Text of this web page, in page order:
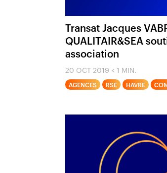
Transat Jacques
QUALITAIR&SEA
association
20 OCT 2019 < 1 MIN.
AGENCES RSE HAVRE